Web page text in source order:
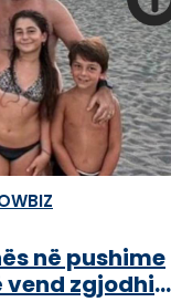
në pushime
zgjodhi